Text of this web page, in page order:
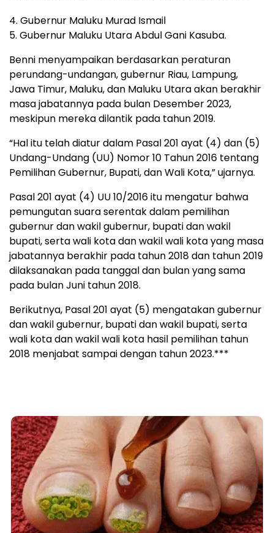
4. Gubernur Maluku Murad Ismail
5. Gubernur Maluku Utara Abdul Gani Kasuba.
Benni menyampaikan berdasarkan peraturan
perundang-undangan, gubernur Riau, Lampung,
Jawa Timur, Maluku, dan Maluku Utara akan berakhir
masa jabatannya pada bulan Desember 2023,
meskipun mereka dilantik pada tahun 2019.
“Hal itu telah diatur dalam Pasal 201 ayat (4) dan (5)
Undang-Undang (UU) Nomor 10 Tahun 2016 tentang
Pemilihan Gubernur, Bupati, dan Wali Kota,” ujarnya.
Pasal 201 ayat (4) UU 10/2016 itu mengatur bahwa
pemungutan suara serentak dalam pemilihan
gubernur dan wakil gubernur, bupati dan wakil
bupati, serta wali kota dan wakil wali kota yang masa
jabatannya berakhir pada tahun 2018 dan tahun 2019
dilaksanakan pada tanggal dan bulan yang sama
pada bulan Juni tahun 2018.
Berikutnya, Pasal 201 ayat (5) mengatakan gubernur
dan wakil gubernur, bupati dan wakil bupati, serta
wali kota dan wakil wali kota hasil pemilihan tahun
2018 menjabat sampai dengan tahun 2023.***